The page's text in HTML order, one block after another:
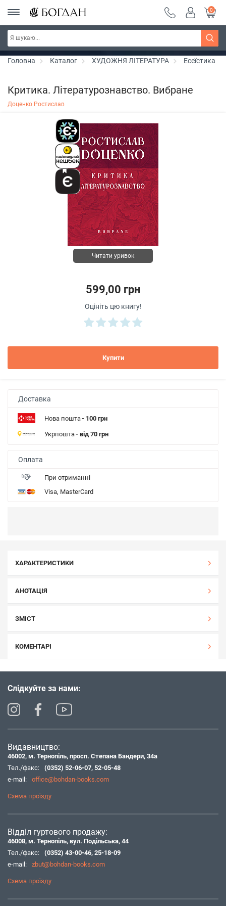
РОЗПРОДАЖ ~ 150 грн ~ 200 грн ~ 250 грн ~
300 грн ~ РОЗПРОДАЖ
Дізнатись більше
0
Головна Каталог ХУДОЖНЯ ЛІТЕРАТУРА Есеїстика
Критика. Літературознавство. Вибране
Доценко Ростислав
Читати уривок
599,00 грн
Оцініть цю книгу!
Купити
Доставка
Нова пошта- 100 грн
Укрпошта- від 70 грн
Оплата
При отриманні
Visa, MasterCard
ХАРАКТЕРИСТИКИ
АНОТАЦІЯ
ЗМІСТ
КОМЕНТАРІ
Слідкуйте за нами:
Видавництво:
46002, м. Тернопіль, просп. Степана Бандери, 34а
Тел./факс:
(0352) 52-06-07, 52-05-48
e-mail:
office@bohdan-books.com
Схема проїзду
Відділ гуртового продажу:
46008, м. Тернопіль, вул. Подільська, 44
Тел./факс:
(0352) 43-00-46, 25-18-09
e-mail:
zbut@bohdan-books.com
Схема проїзду